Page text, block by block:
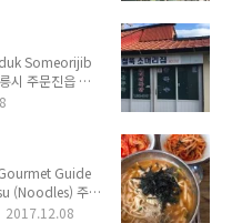
원 갈치조림
9,000원 비
원 8,000원
원 된장찌
모든 메뉴 공
Someorijib
시 주문진읍 철
eup,
둘째주, 넷
메뉴 및 가
9,000원 8,000
수육 20,000원
이 곳 국밥이
Guide
(Noodles) 주소
교항리 122-3)
2017.12.08